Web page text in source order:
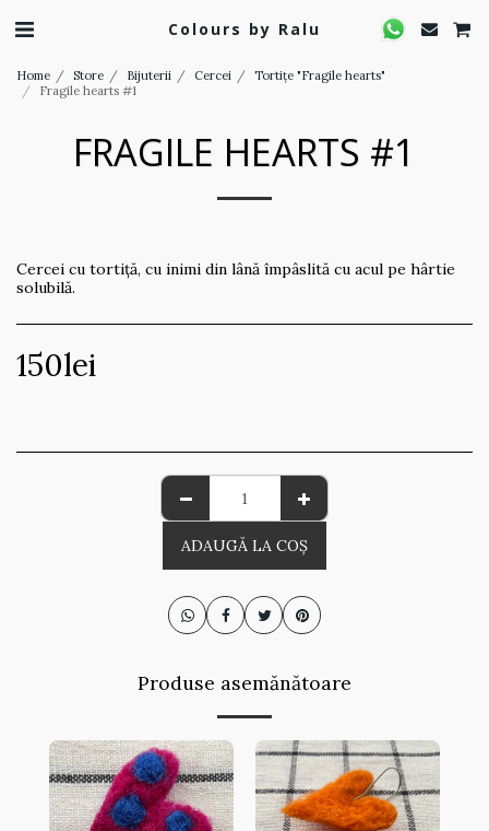
Colours by Ralu
Home Store Bijuterii Cercei
Tortițe "Fragile hearts"
Fragile hearts #1
FRAGILE HEARTS #1
Cercei cu tortiță, cu inimi din lână împâslită cu acul pe hârtie
solubilă.
150lei
ADAUGĂ LA COŞ
Produse asemănătoare